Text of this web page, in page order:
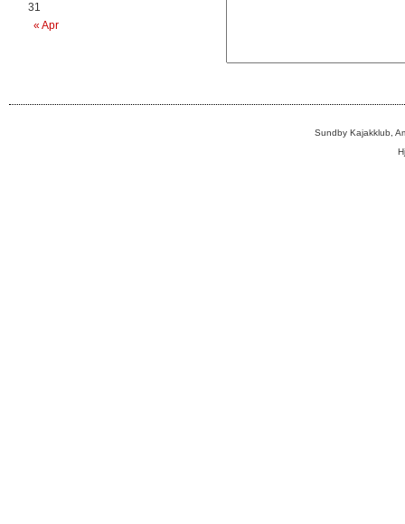
« Apr
31
Sundby Kajakklub,